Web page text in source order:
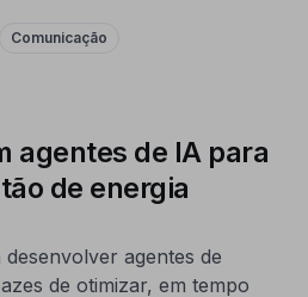
Comunicação
agentes de IA para
de energia
agentes de
de otimizar, em tempo